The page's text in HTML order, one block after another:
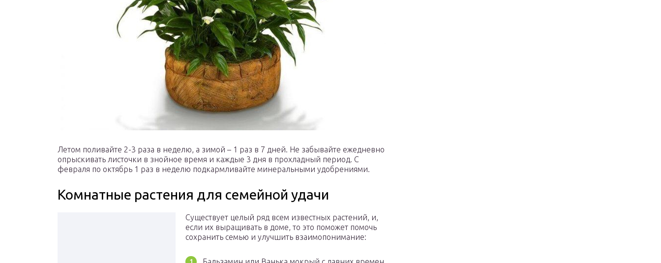
Летом поливайте 2-3 раза в неделю, а зимой – 1 раз в 7 дней. Не забывайте ежедневно
опрыскивать листочки в знойное время и каждые 3 дня в прохладный период. С
февраля по октябрь 1 раз в неделю подкармливайте минеральными удобрениями.
Комнатные растения для семейной удачи
Существует целый ряд всем известных растений, и,
если их выращивать в доме, то это поможет помочь
сохранить семью и улучшить взаимопонимание: